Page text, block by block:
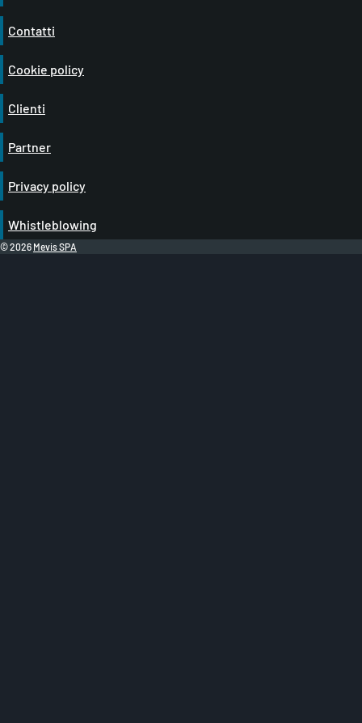
Contatti
Cookie policy
Clienti
Partner
Privacy policy
Whistleblowing
© 2026 Mevis SPA